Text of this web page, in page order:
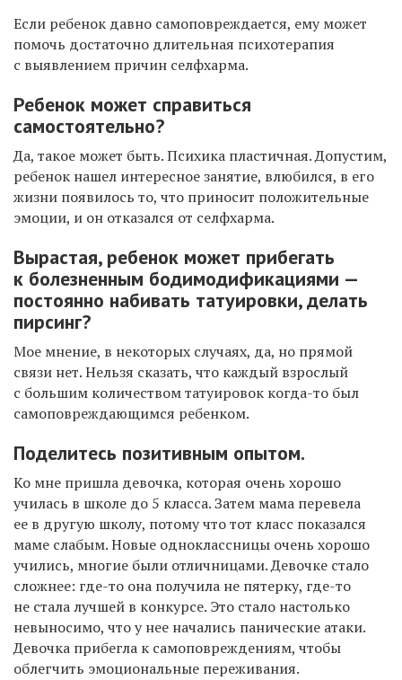
Если ребенок давно самоповреждается, ему может
помочь достаточно длительная психотерапия
с выявлением причин селфхарма.
Ребенок может справиться
самостоятельно?
Да, такое может быть. Психика пластичная. Допустим,
ребенок нашел интересное занятие, влюбился, в его
жизни появилось то, что приносит положительные
эмоции, и он отказался от селфхарма.
Вырастая, ребенок может прибегать
к болезненным бодимодификациями —
постоянно набивать татуировки, делать
пирсинг?
Мое мнение, в некоторых случаях, да, но прямой
связи нет. Нельзя сказать, что каждый взрослый
с большим количеством татуировок когда-то был
самоповреждающимся ребенком.
Поделитесь позитивным опытом.
Ко мне пришла девочка, которая очень хорошо
училась в школе до 5 класса. Затем мама перевела
ее в другую школу, потому что тот класс показался
маме слабым. Новые одноклассницы очень хорошо
учились, многие были отличницами. Девочке стало
сложнее: где-то она получила не пятерку, где-то
не стала лучшей в конкурсе. Это стало настолько
невыносимо, что у нее начались панические атаки.
Девочка прибегла к самоповреждениям, чтобы
облегчить эмоциональные переживания.